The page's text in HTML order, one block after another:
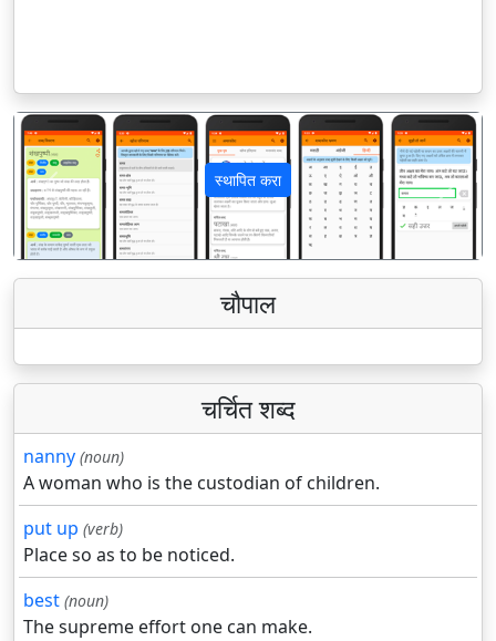
स्थापित करा
पिछला अगला
चौपाल
चर्चित शब्द
nanny (noun)
A woman who is the custodian of children.
put up (verb)
Place so as to be noticed.
best (noun)
The supreme effort one can make.